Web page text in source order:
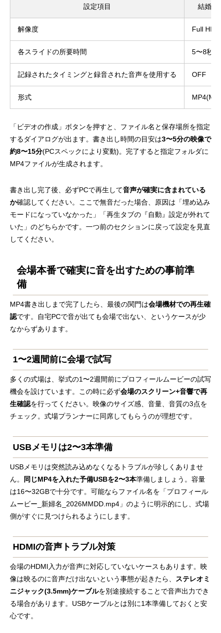
設定項目 結婚式
解像度 Full
各スライドの所要時間 5〜8秒
記録されたタイミングと録音された音声を使用する OFF
形式
「ビデオの作成」ボタンを押すと、ファイル名と保存場所を指定
するダイアログが出ます。書き出し時間の目安は3〜5分の映像で
約8〜15分(PCスペックにより変動)。完了すると指定フォルダに
MP4ファイルが生成されます。
書き出し完了後、必ずPCで再生して音声が確実に含まれている
か確認してください。ここで無音だった場合、原因は「埋め込み
モードになっていなかった」「再生タブの『自動』設定が外れて
いた」のどちらかです。一つ前のセクションに戻って設定を見直
してください。
会場本番で確実に音を出すための事前準
備
MP4書き出しまで完了したら、最後の関門は会場機材での再生確
認です。自宅PCで音が出ても会場で出ない、というケースが少
なからずあります。
1〜2週間前に会場で試写
多くの式場は、挙式の1〜2週間前にプロフィールムービーの試写
機会を設けています。この時に必ず会場のスクリーン+音響で再
生確認を行ってください。映像のサイズ感、音量、音質の3点を
チェック。式場プランナーに同席してもらうのが理想です。
USBメモリは2〜3本準備
USBメモリは突然読み込めなくなるトラブルが珍しくありませ
ん。
同じMP4を入れた予備USBを2〜3本準備しましょう。容量
は16〜32GBで十分です。可能ならファイル名を「プロフィール
ムービー_新婦名_2026MMDD.mp4」のように明示的にし、式場
側がすぐに見つけられるようにします。
HDMIの音声トラブル対策
会場のHDMI入力が音声に対応していないケースもあります。映
像は映るのに音声だけ出ないという事態が起きたら、 ステレオミ
ニジャック(3.5mm)ケーブルを別途接続することで音声出力でき
る場合があります。USBケーブルとは別に1本準備しておくと安
心です。